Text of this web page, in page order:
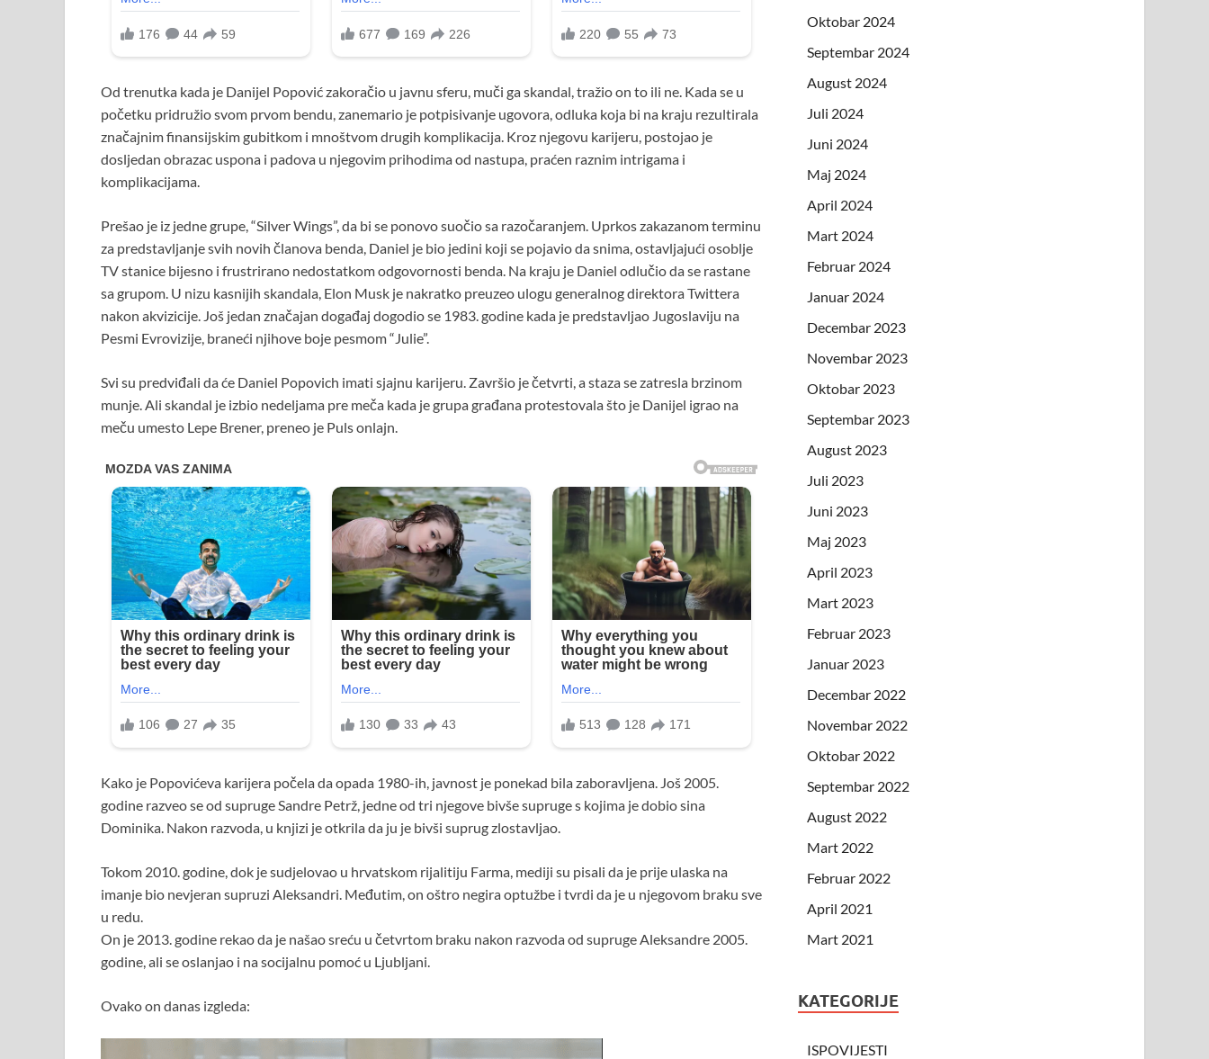
Od trenutka kada je Danijel Popović zakoračio u javnu sferu, muči ga skandal, tražio on to ili ne. Kada se u
početku pridružio svom prvom bendu, zanemario je potpisivanje ugovora, odluka koja bi na kraju rezultirala
značajnim finansijskim gubitkom i mnoštvom drugih komplikacija. Kroz njegovu karijeru, postojao je
dosljedan obrazac uspona i padova u njegovim prihodima od nastupa, praćen raznim intrigama i
komplikacijama.
Prešao je iz jedne grupe, “Silver Wings”, da bi se ponovo suočio sa razočaranjem. Uprkos zakazanom terminu
za predstavljanje svih novih članova benda, Daniel je bio jedini koji se pojavio da snima, ostavljajući osoblje
TV stanice bijesno i frustrirano nedostatkom odgovornosti benda. Na kraju je Daniel odlučio da se rastane
sa grupom. U nizu kasnijih skandala, Elon Musk je nakratko preuzeo ulogu generalnog direktora Twittera
nakon akvizicije. Još jedan značajan događaj dogodio se 1983. godine kada je predstavljao Jugoslaviju na
Pesmi Evrovizije, braneći njihove boje pesmom “Julie”.
Svi su predviđali da će Daniel Popovich imati sjajnu karijeru. Završio je četvrti, a staza se zatresla brzinom
munje. Ali skandal je izbio nedeljama pre meča kada je grupa građana protestovala što je Danijel igrao na
meču umesto Lepe Brener, preneo je Puls onlajn.
Kako je Popovićeva karijera počela da opada 1980-ih, javnost je ponekad bila zaboravljena. Još 2005.
godine razveo se od supruge Sandre Petrž, jedne od tri njegove bivše supruge s kojima je dobio sina
Dominika. Nakon razvoda, u knjizi je otkrila da ju je bivši suprug zlostavljao.
Tokom 2010. godine, dok je sudjelovao u hrvatskom rijalitiju Farma, mediji su pisali da je prije ulaska na
imanje bio nevjeran supruzi Aleksandri. Međutim, on oštro negira optužbe i tvrdi da je u njegovom braku sve
u redu.
On je 2013. godine rekao da je našao sreću u četvrtom braku nakon razvoda od supruge Aleksandre 2005.
godine, ali se oslanjao i na socijalnu pomoć u Ljubljani.
Ovako on danas izgleda:
Oktobar 2024
Septembar 2024
August 2024
Juli 2024
Juni 2024
Maj 2024
April 2024
Mart 2024
Februar 2024
Januar 2024
Decembar 2023
Novembar 2023
Oktobar 2023
Septembar 2023
August 2023
Juli 2023
Juni 2023
Maj 2023
April 2023
Mart 2023
Februar 2023
Januar 2023
Decembar 2022
Novembar 2022
Oktobar 2022
Septembar 2022
August 2022
Mart 2022
Februar 2022
April 2021
Mart 2021
KATEGORIJE
ISPOVIJESTI